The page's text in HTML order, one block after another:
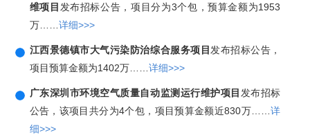
维项目 发布招标公告，项目分为3个包，预算金额为1953
万…… 详细>>>
江西景德镇市大气污染防治综合服务项目 发布招标公告，
项目预算金额为1402万…… 详细>>>
广东深圳市环境空气质量自动监测运行维护项目 发布招标
公告，该项目共分为4个包，项目预算金额近830万……详
细>>>